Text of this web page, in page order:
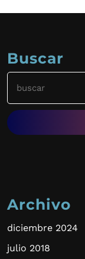
Buscar
Buscar:
Archivo
diciembre 2024
julio 2018